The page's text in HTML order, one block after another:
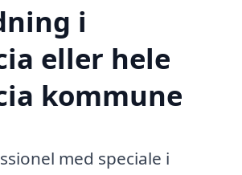
i
eller hele
kommune
med speciale i